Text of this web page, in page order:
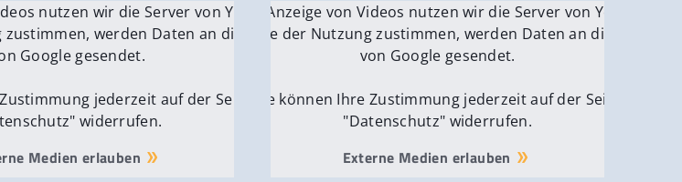
nutzen wir die Server von YouTube.
zustimmen, werden Daten an die Server
Google gesendet.
jederzeit auf der Seite
widerrufen.
Medien erlauben
Für die Anzeige von Videos nutzen wir die Server von YouTube.
Wenn Sie der Nutzung zustimmen, werden Daten an die Server
von Google gesendet.
Sie können Ihre Zustimmung jederzeit auf der Seite
"Datenschutz" widerrufen.
Externe Medien erlauben